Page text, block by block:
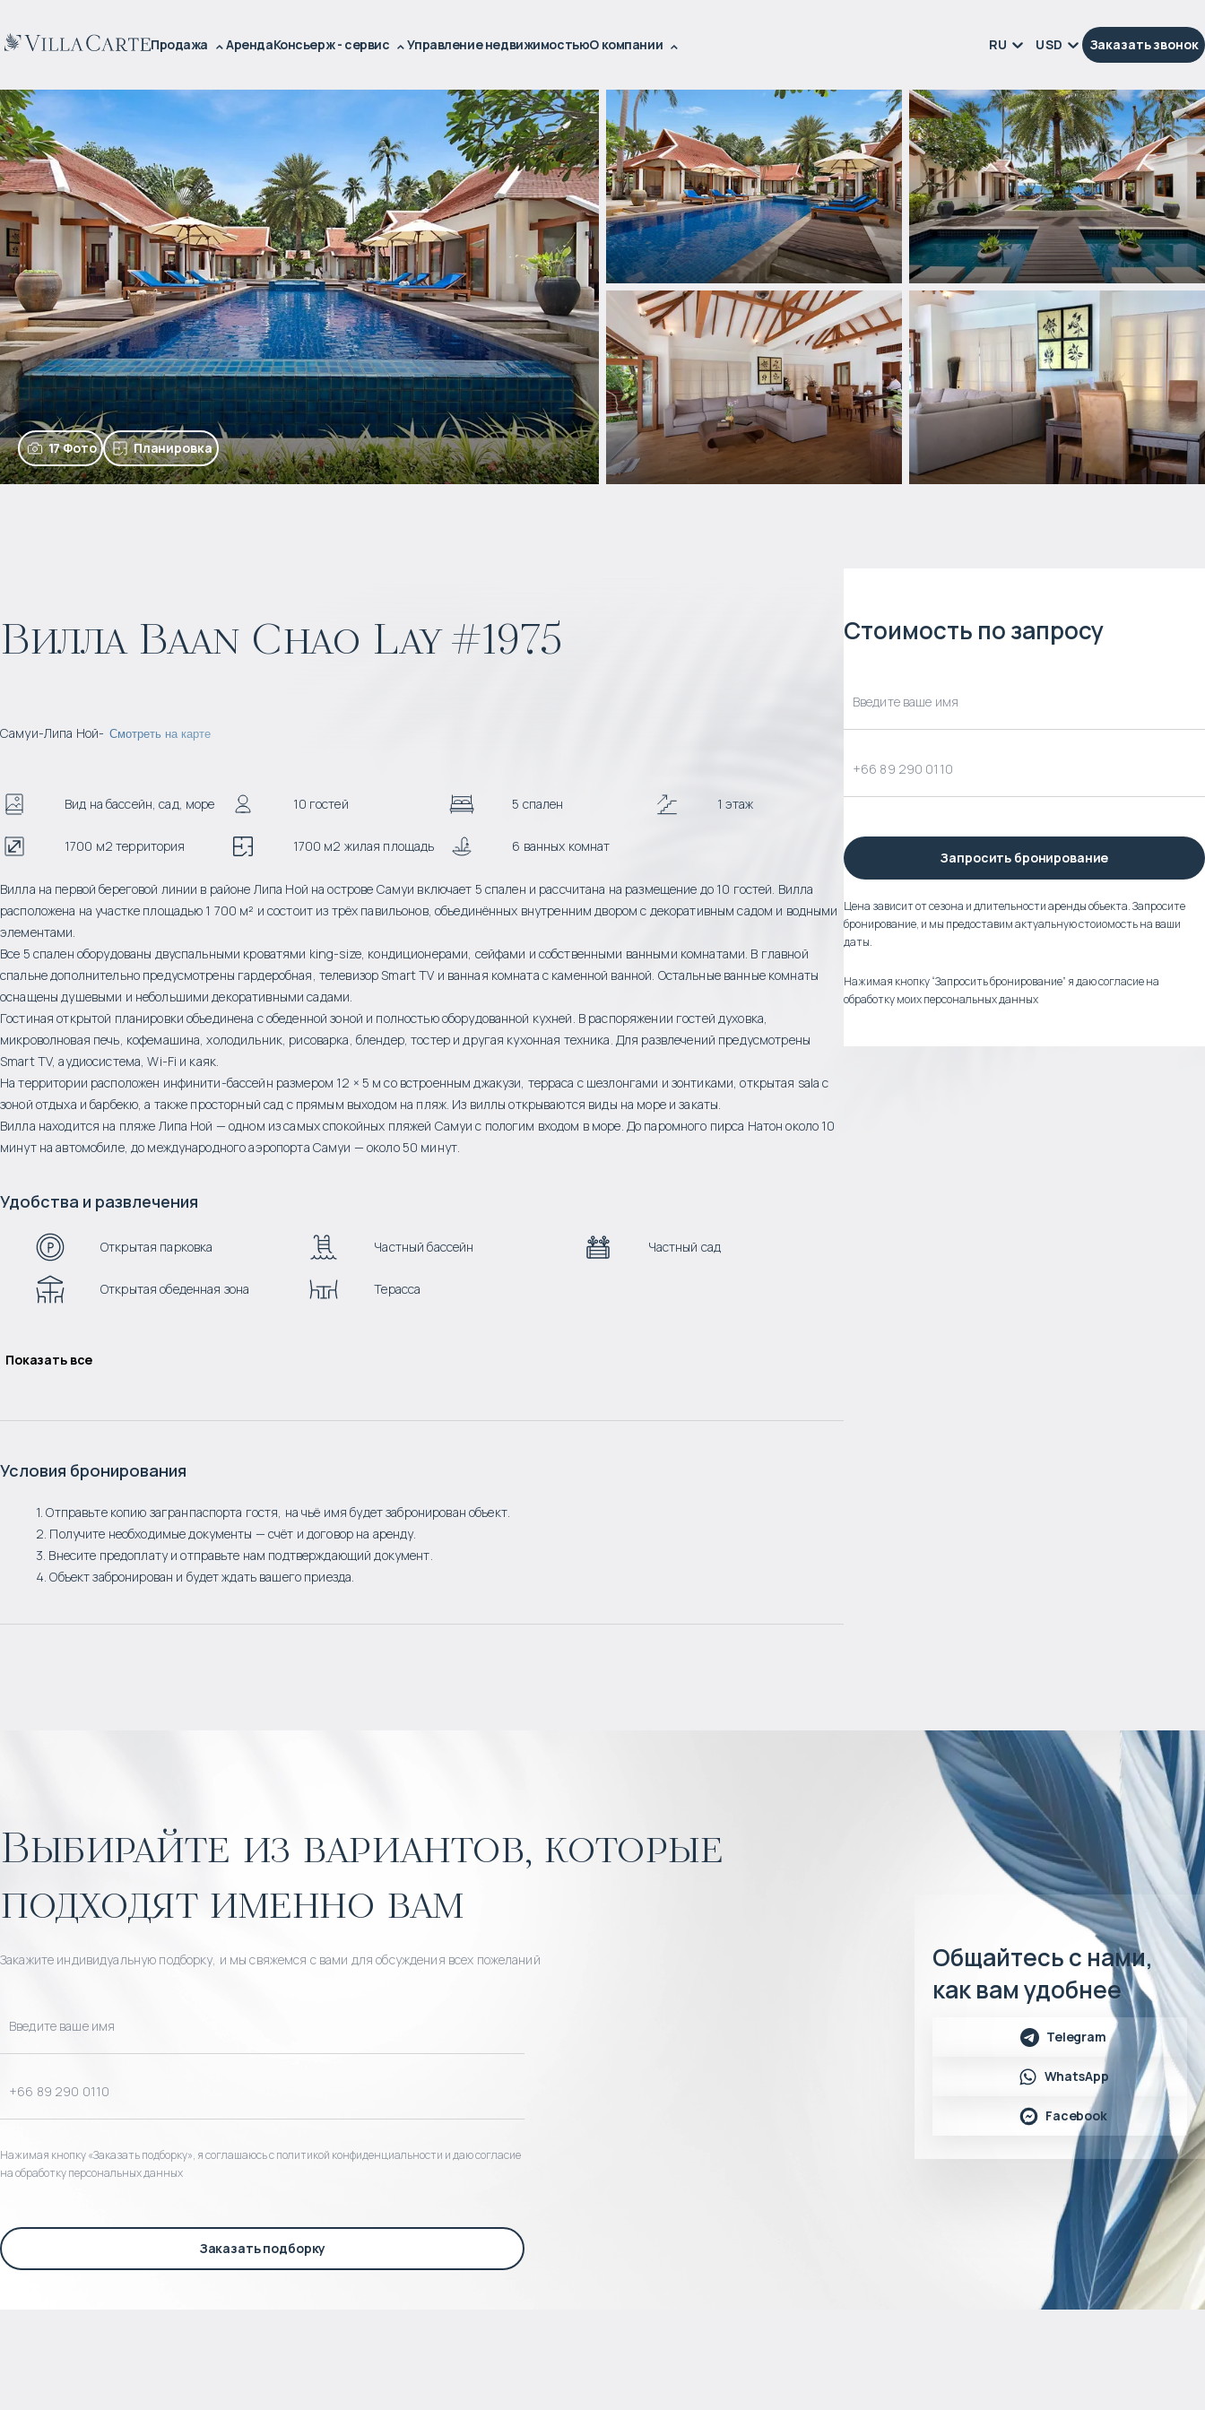
Продажа АрендаКонсьерж - сервис Управление недвижимостьюО компании RU USD Заказать звонок
17 Фото Планировка
Вилла Baan Chao Lay #1975
Самуи-Липа Ной- Смотреть на карте
Вид на бассейн, сад, море 10 гостей 5 спален 1 этаж
1700 м2 территория 1700 м2 жилая площадь 6 ванных комнат
Вилла на первой береговой линии в районе Липа Ной на острове Самуи включает 5 спален и рассчитана на размещение до 10 гостей. Вилла
расположена на участке площадью 1 700 м² и состоит из трёх павильонов, объединённых внутренним двором с декоративным садом и водными
элементами.
Все 5 спален оборудованы двуспальными кроватями king-size, кондиционерами, сейфами и собственными ванными комнатами. В главной
спальне дополнительно предусмотрены гардеробная, телевизор Smart TV и ванная комната с каменной ванной. Остальные ванные комнаты
оснащены душевыми и небольшими декоративными садами.
Гостиная открытой планировки объединена с обеденной зоной и полностью оборудованной кухней. В распоряжении гостей духовка,
микроволновая печь, кофемашина, холодильник, рисоварка, блендер, тостер и другая кухонная техника. Для развлечений предусмотрены
Smart TV, аудиосистема, Wi-Fi и каяк.
На территории расположен инфинити-бассейн размером 12 × 5 м со встроенным джакузи, терраса с шезлонгами и зонтиками, открытая sala с
зоной отдыха и барбекю, а также просторный сад с прямым выходом на пляж. Из виллы открываются виды на море и закаты.
Вилла находится на пляже Липа Ной — одном из самых спокойных пляжей Самуи с пологим входом в море. До паромного пирса Натон около 10
минут на автомобиле, до международного аэропорта Самуи — около 50 минут.
Удобства и развлечения
Открытая парковка Частный бассейн Частный сад
Открытая обеденная зона Терасса
Показать все
Условия бронирования
1. Отправьте копию загранпаспорта гостя, на чьё имя будет забронирован объект.
2. Получите необходимые документы — счёт и договор на аренду.
3. Внесите предоплату и отправьте нам подтверждающий документ.
4. Объект забронирован и будет ждать вашего приезда.
Стоимость по запросу
Запросить бронирование
Цена зависит от сезона и длительности аренды объекта. Запросите
бронирование, и мы предоставим актуальную стоиомость на ваши
даты.
Нажимая кнопку “Запросить бронирование” я даю согласие на
обработку моих персональных данных
Выбирайте из вариантов, которые
подходят именно вам
Закажите индивидуальную подборку, и мы свяжемся с вами для обсуждения всех пожеланий
Нажимая кнопку «Заказать подборку», я соглашаюсь с политикой конфиденциальности и даю согласие
на обработку персональных данных
Заказать подборку
Общайтесь с нами,
как вам удобнее
Telegram
WhatsApp
Facebook